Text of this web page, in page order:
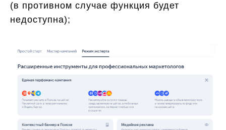
(в противном случае функция будет
недоступна);